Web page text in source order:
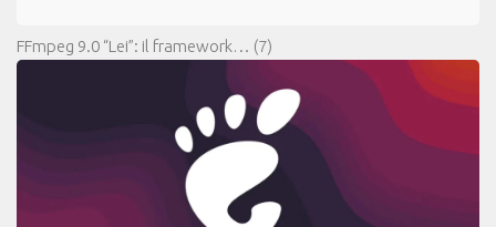
FFmpeg 9.0 “Lei”: il framework… (7)